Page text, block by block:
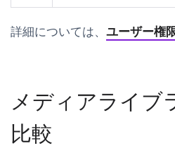
詳細については、 ユーザー権
メディアライブ
比較